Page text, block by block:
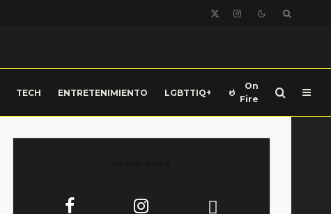
TECH ENTRETENIMIENTO LGBTTIQ+
On
Fire